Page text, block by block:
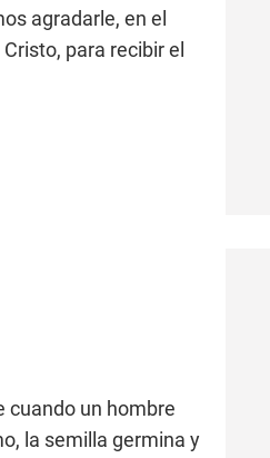
agradarle, en el
para recibir el
cuando un hombre
la semilla germina y